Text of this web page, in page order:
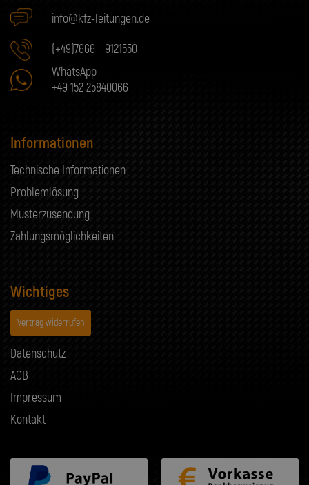
info@kfz-leitungen.de
(+49)7666 - 9121550
WhatsApp
+49 152 25840066
Informationen
Technische Informationen
Problemlösung
Musterzusendung
Zahlungsmöglichkeiten
Wichtiges
Vertrag widerrufen
Datenschutz
AGB
Impressum
Kontakt